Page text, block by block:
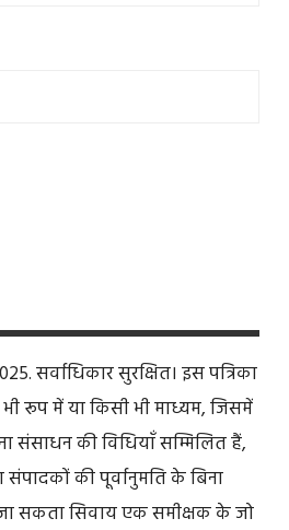
सर्वाधिकार सुरक्षित। इस पत्रिका
रूप में या किसी भी माध्यम, जिसमें
संसाधन की विधियाँ सम्मिलित हैं,
संपादकों की पूर्वानुमति के बिना
सकता सिवाय एक समीक्षक के जो